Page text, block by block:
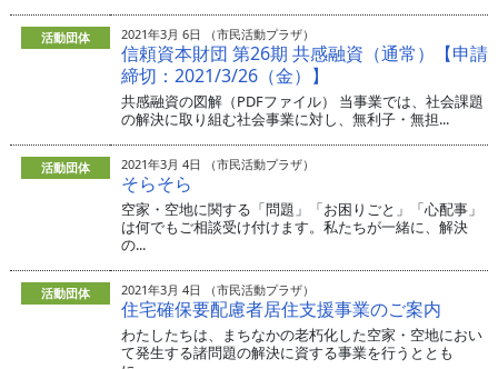
活動団体 2021年3月 6日 （市民活動プラザ）
信頼資本財団 第26期 共感融資（通常）【申請
締切：2021/3/26（金）】
共感融資の図解（PDFファイル） 当事業では、社会課題
の解決に取り組む社会事業に対し、無利子・無担...
活動団体 2021年3月 4日 （市民活動プラザ）
そらそら
空家・空地に関する「問題」「お困りごと」「心配事」
は何でもご相談受け付けます。私たちが一緒に、解決
の...
活動団体 2021年3月 4日 （市民活動プラザ）
住宅確保要配慮者居住支援事業のご案内
わたしたちは、まちなかの老朽化した空家・空地におい
て発生する諸問題の解決に資する事業を行うととも